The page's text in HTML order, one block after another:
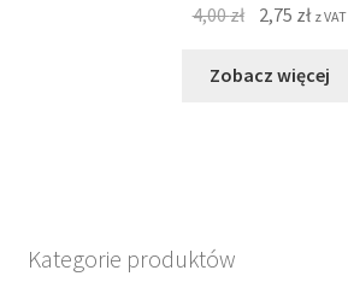
4,00zł 2,75 zł z VAT
Zobacz więcej
Kategorie produktów